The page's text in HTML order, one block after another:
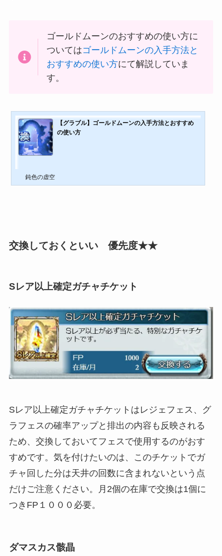
ゴールドムーンのおすすめの使い方に
ついてはゴールドムーンの入手方法と
おすすめの使い方にて解説していま
す。
【グラブル】ゴールドムーンの入手方法とおすすめ
の使い方
鈍色の虚空
交換しておくといい 優先度★★
Sレア以上確定ガチャチケット
Sレア以上確定ガチャチケットはレジェフェス、グ
ラフェスの確率アップと排出の内容も反映される
ため、交換しておいてフェスで使用するのがおす
すめです。気を付けたいのは、このチケットでガ
チャ回した分は天井の回数に含まれないという点
だけご注意ください。月2個の在庫で交換は1個に
つきFP１０００必要。
ダマスカス骸晶